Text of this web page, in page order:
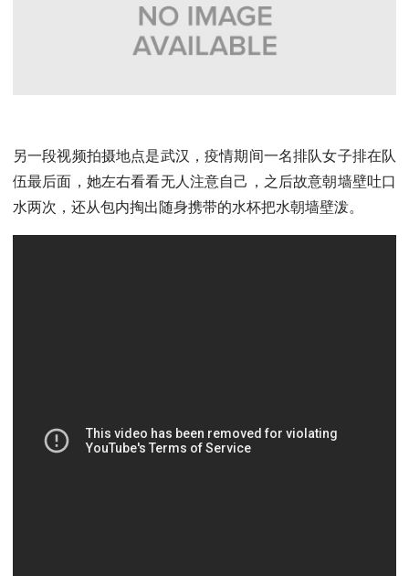
另一段视频拍摄地点是武汉，疫情期间一名排队女子排在队
伍最后面，她左右看看无人注意自己，之后故意朝墙壁吐口
水两次，还从包内掏出随身携带的水杯把水朝墙壁泼。